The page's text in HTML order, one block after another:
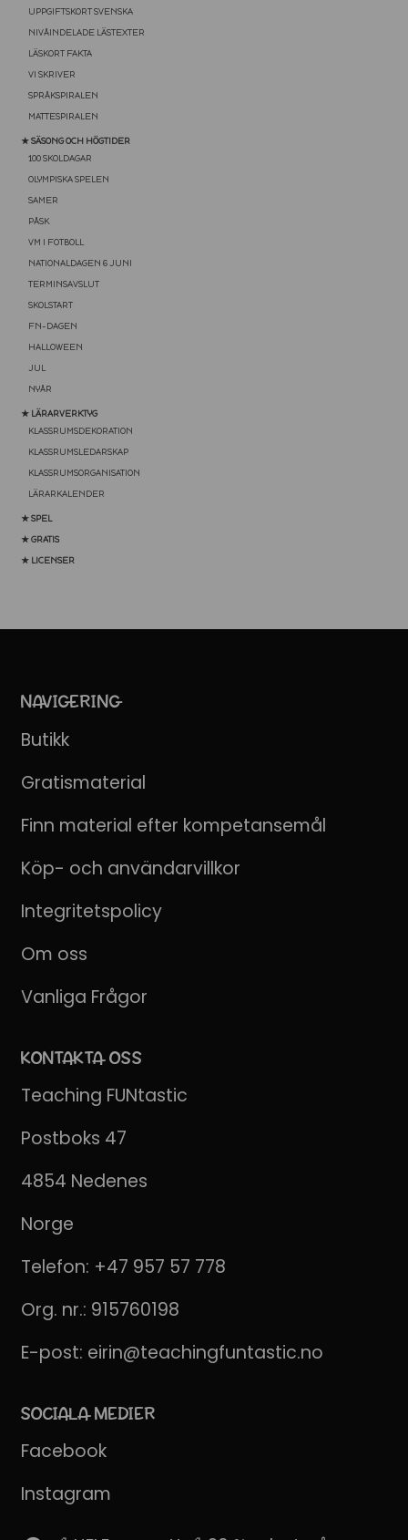
UPPGIFTSKORT SVENSKA
NIVÅINDELADE LÄSTEXTER
LÄSKORT FAKTA
VI SKRIVER
SPRÅKSPIRALEN
MATTESPIRALEN
★ SÄSONG OCH HÖGTIDER
100 SKOLDAGAR
OLYMPISKA SPELEN
SAMER
PÅSK
VM I FOTBOLL
NATIONALDAGEN 6 JUNI
TERMINSAVSLUT
SKOLSTART
FN-DAGEN
HALLOWEEN
JUL
NYÅR
★ LÄRARVERKTYG
KLASSRUMSDEKORATION
KLASSRUMSLEDARSKAP
KLASSRUMSORGANISATION
LÄRARKALENDER
★ SPEL
★ GRATIS
★ LICENSER
NAVIGERING
Butikk
Gratismaterial
Finn material efter kompetansemål
Köp- och användarvillkor
Integritetspolicy
Om oss
Vanliga Frågor
KONTAKTA OSS
Teaching FUNtastic
Postboks 47
4854 Nedenes
Norge
Telefon: +47 957 57 778
Org. nr.: 915760198
E-post: eirin@teachingfuntastic.no
SOCIALA MEDIER
Facebook
Instagram